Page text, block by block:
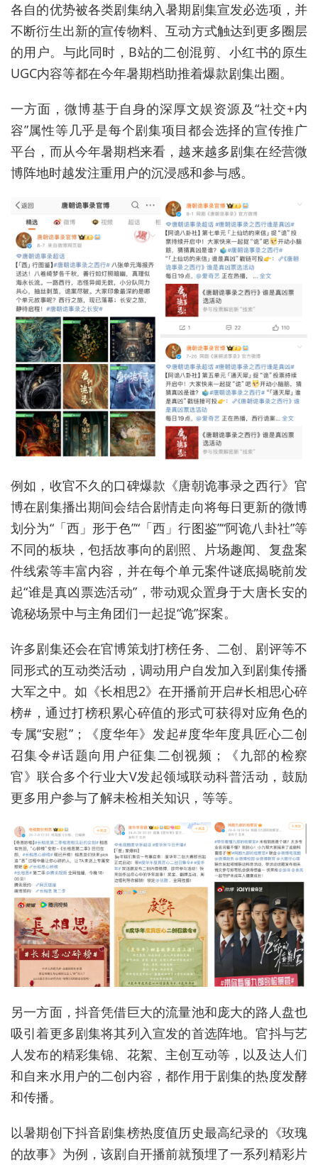
各自的优势被各类剧集纳入暑期剧集宣发必选项，并
不断衍生出新的宣传物料、互动方式触达到更多圈层
的用户。与此同时，B站的二创混剪、小红书的原生
UGC内容等都在今年暑期档助推着爆款剧集出圈。
一方面，微博基于自身的深厚文娱资源及“社交+内
容”属性等几乎是每个剧集项目都会选择的宣传推广
平台，而从今年暑期档来看，越来越多剧集在经营微
博阵地时越发注重用户的沉浸感和参与感。
例如，收官不久的口碑爆款《唐朝诡事录之西行》官
博在剧集播出期间会结合剧情走向将每日更新的微博
划分为“「西」形于色”“「西」行图鉴”“阿诡八卦社”等
不同的板块，包括故事向的剧照、片场趣闻、复盘案
件线索等丰富内容，并在每个单元案件谜底揭晓前发
起“谁是真凶票选活动”，带动观众置身于大唐长安的
诡秘场景中与主角团们一起捉“诡”探案。
许多剧集还会在官博策划打榜任务、二创、剧评等不
同形式的互动类活动，调动用户自发加入到剧集传播
大军之中。如《长相思2》在开播前开启#长相思心碎
榜#，通过打榜积累心碎值的形式可获得对应角色的
专属“安慰”；《度华年》发起#度华年度具匠心二创
召集令#话题向用户征集二创视频；《九部的检察
官》联合多个行业大V发起领域联动科普活动，鼓励
更多用户参与了解未检相关知识，等等。
另一方面，抖音凭借巨大的流量池和庞大的路人盘也
吸引着更多剧集将其列入宣发的首选阵地。官抖与艺
人发布的精彩集锦、花絮、主创互动等，以及达人们
和自来水用户的二创内容，都作用于剧集的热度发酵
和传播。
以暑期创下抖音剧集榜热度值历史最高纪录的《玫瑰
的故事》为例，该剧自开播前就预埋了一系列精彩片